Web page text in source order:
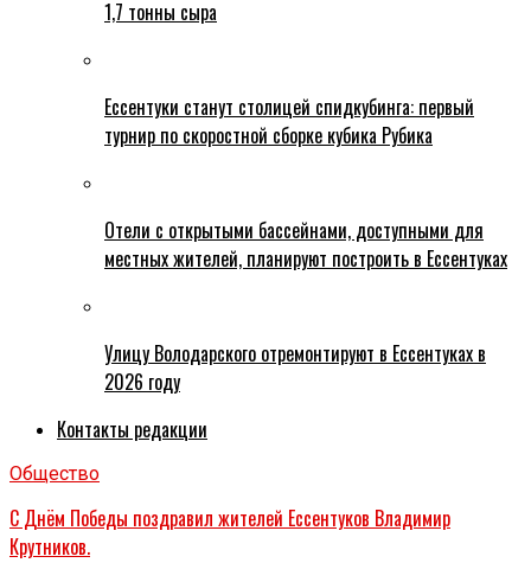
1,7 тонны сыра
Ессентуки станут столицей спидкубинга: первый
турнир по скоростной сборке кубика Рубика
Отели с открытыми бассейнами, доступными для
местных жителей, планируют построить в Ессентуках
Улицу Володарского отремонтируют в Ессентуках в
2026 году
Контакты редакции
Общество
С Днём Победы поздравил жителей Ессентуков Владимир
Крутников.